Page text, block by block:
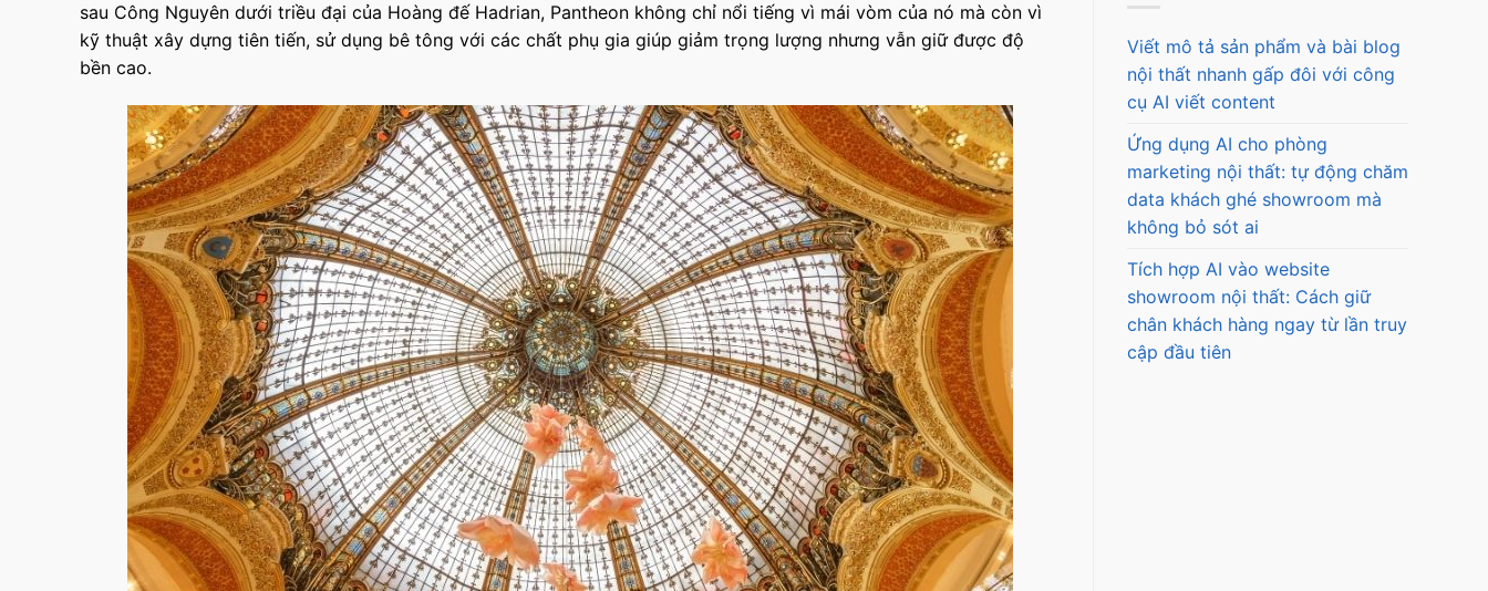
sau Công Nguyên dưới triều đại của Hoàng đế Hadrian, Pantheon không chỉ nổi tiếng vì mái vòm của nó mà còn vì
kỹ thuật xây dựng tiên tiến, sử dụng bê tông với các chất phụ gia giúp giảm trọng lượng nhưng vẫn giữ được độ
bền cao.
Viết mô tả sản phẩm và bài blog
nội thất nhanh gấp đôi với công
cụ AI viết content
Ứng dụng AI cho phòng
marketing nội thất: tự động chăm
data khách ghé showroom mà
không bỏ sót ai
Tích hợp AI vào website
showroom nội thất: Cách giữ
chân khách hàng ngay từ lần truy
cập đầu tiên